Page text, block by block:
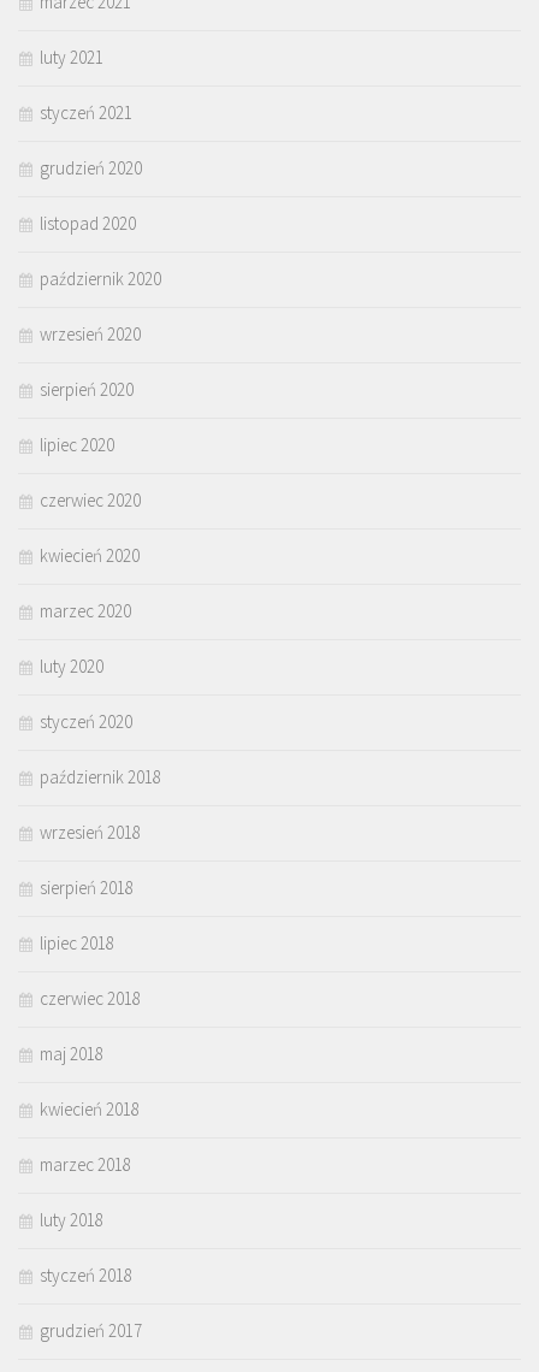
luty 2021
styczeń 2021
grudzień 2020
listopad 2020
październik 2020
wrzesień 2020
sierpień 2020
lipiec 2020
czerwiec 2020
kwiecień 2020
marzec 2020
luty 2020
styczeń 2020
październik 2018
wrzesień 2018
sierpień 2018
lipiec 2018
czerwiec 2018
maj 2018
kwiecień 2018
marzec 2018
luty 2018
styczeń 2018
grudzień 2017